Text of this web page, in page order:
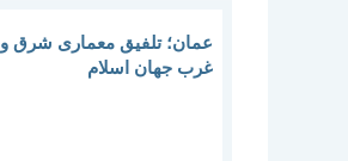
عمان؛ تلفیق معماری شرق و
غرب جهان اسلام